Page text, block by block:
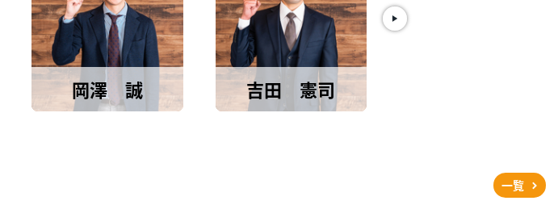
岡澤 誠 吉田 憲司
一覧